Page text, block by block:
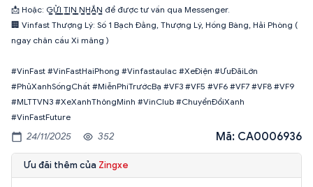
📩 Hoặc: G̳Ử̳I̳ ̳T̳I̳N̳ ̳N̳H̳Ắ̳N̳ để được tư vấn qua Messenger.
🏢 Vinfast Thượng Lý: Số 1 Bạch Đằng, Thượng Lý, Hồng Bàng, Hải Phòng (
ngay chân cầu Xi măng )
#VinFast #VinFastHaiPhong #Vinfastaulac #XeĐiện #ƯuĐãiLớn
#PhủXanhSốngChất #MiễnPhíTrướcBạ #VF3 #VF5 #VF6 #VF7 #VF8 #VF9
#MLTTVN3 #XeXanhThôngMinh #VinClub #ChuyểnĐổiXanh
#VinFastFuture
24/11/2025 352 Mã: CA0006936
Ưu đãi thêm của Zingxe